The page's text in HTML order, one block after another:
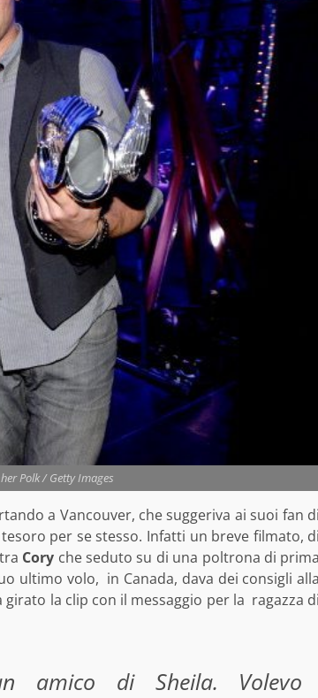
Polk / Getty Images
a Vancouver, che suggeriva ai suoi fan
per se stesso. Infatti un breve filmato,
Cory che seduto su di una poltrona di
ultimo volo, in Canada, dava dei consigli
girato la clip con il messaggio per la ragazza
amico di Sheila. Volevo